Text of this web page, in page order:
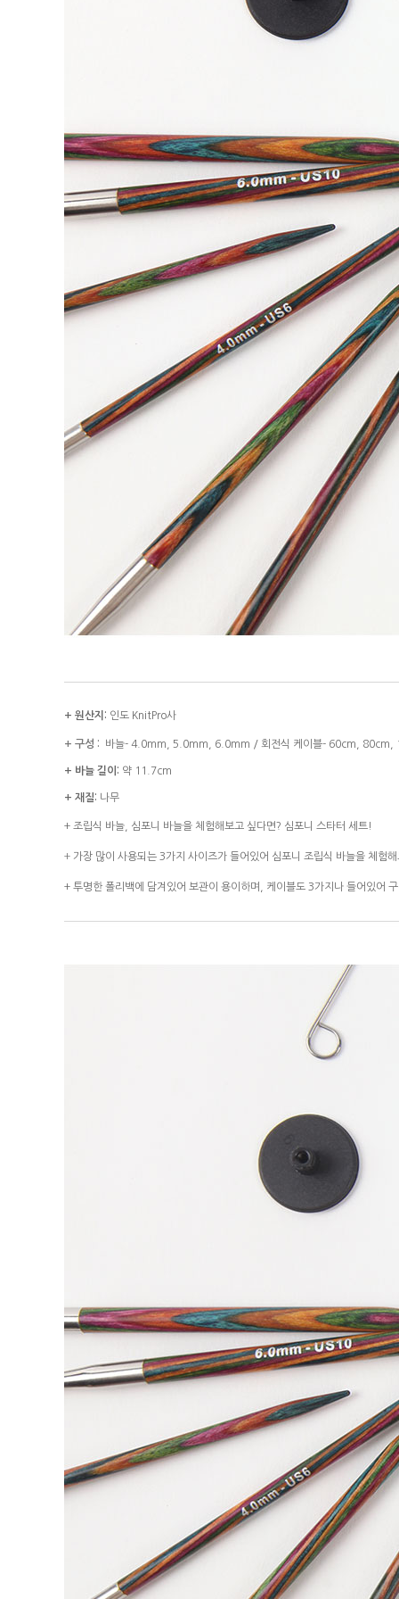
+ 원산지: 인도 KnitPro사
+ 구성 : 바늘- 4.0mm, 5.0mm, 6.0mm / 회전식 케이블- 60cm, 80cm,
+ 바늘 길이: 약 11.7cm
+ 재질: 나무
+ 조립식 바늘, 심포니 바늘을 체험해보고 싶다면? 심포니 스타터 세트!
+ 가장 많이 사용되는 3가지 사이즈가 들어있어 심포니 조립식 바늘을 체험
+ 투명한 폴리백에 담겨있어 보관이 용이하며, 케이블도 3가지나 들어있어